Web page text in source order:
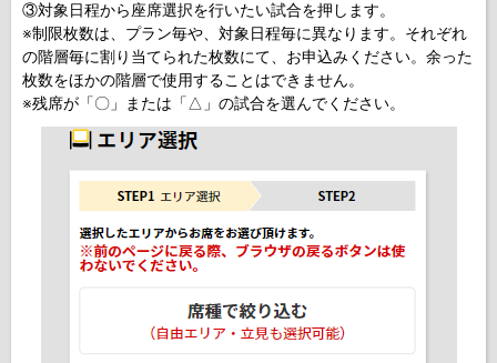
③対象日程から座席選択を行いたい試合を押します。
※制限枚数は、プラン毎や、対象日程毎に異なります。それぞれ
の階層毎に割り当てられた枚数にて、お申込みください。余った
枚数をほかの階層で使用することはできません。
※残席が「〇」または「△」の試合を選んでください。